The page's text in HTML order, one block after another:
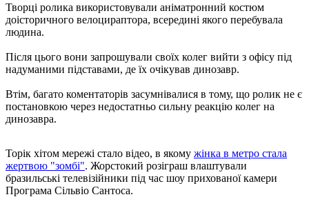
Творці ролика використовували аніматронний костюм
доісторичного велоцираптора, всередині якого перебувала
людина.
Після цього вони запрошували своїх колег вийти з офісу під
надуманими підставами, де їх очікував динозавр.
Втім, багато коментаторів засумнівалися в тому, що ролик не є
постановкою через недостатньо сильну реакцію колег на
динозавра.
Торік хітом мережі стало відео, в якому жінка в метро стала
жертвою "зомбі". Жорстокий розіграш влаштували
бразильські телевізійники під час шоу прихованої камери
Програма Сільвіо Сантоса.